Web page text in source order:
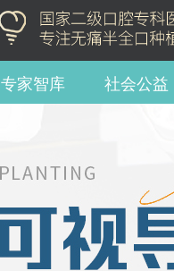
专家智库 社会公益